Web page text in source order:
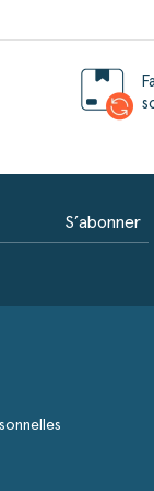
S’abonner